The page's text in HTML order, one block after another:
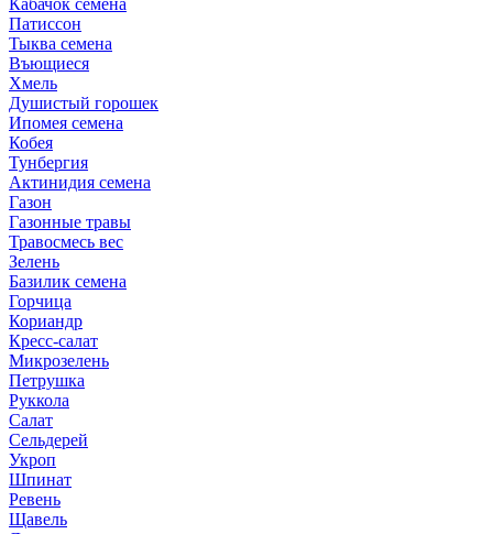
Кабачок семена
Патиссон
Тыква семена
Въющиеся
Хмель
Душистый горошек
Ипомея семена
Кобея
Тунбергия
Актинидия семена
Газон
Газонные травы
Травосмесь вес
Зелень
Базилик семена
Горчица
Кориандр
Кресс-салат
Микрозелень
Петрушка
Руккола
Салат
Сельдерей
Укроп
Шпинат
Ревень
Щавель